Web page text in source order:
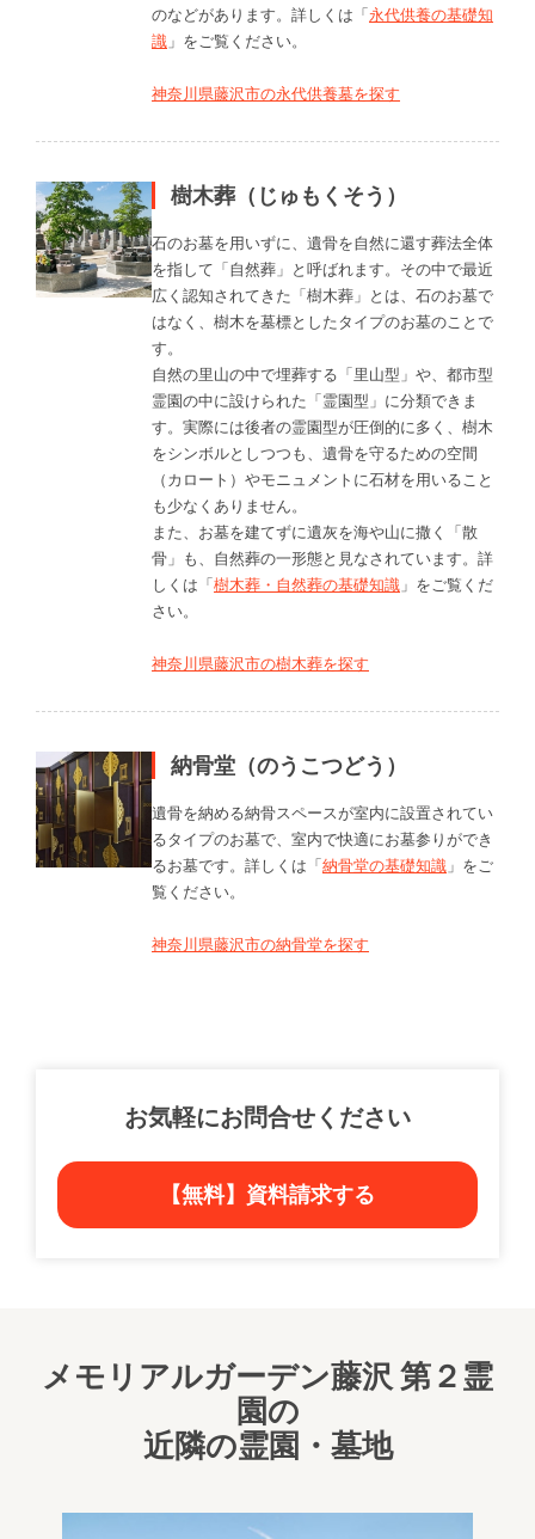
のなどがあります。詳しくは「永代供養の基礎知
識 」をご覧ください。
神奈川県藤沢市の永代供養墓を探す
樹木葬（じゅもくそう）
石のお墓を用いずに、遺骨を自然に還す葬法全体
を指して「自然葬」と呼ばれます。その中で最近
広く認知されてきた「樹木葬」とは、石のお墓で
はなく、樹木を墓標としたタイプのお墓のことで
す。
自然の里山の中で埋葬する「里山型」や、都市型
霊園の中に設けられた「霊園型」に分類できま
す。実際には後者の霊園型が圧倒的に多く、樹木
をシンボルとしつつも、遺骨を守るための空間
（カロート）やモニュメントに石材を用いること
も少なくありません。
また、お墓を建てずに遺灰を海や山に撒く「散
骨」も、自然葬の一形態と見なされています。詳
しくは「樹木葬・自然葬の基礎知識 」をご覧くだ
さい。
神奈川県藤沢市の樹木葬を探す
納骨堂（のうこつどう）
遺骨を納める納骨スペースが室内に設置されてい
るタイプのお墓で、室内で快適にお墓参りができ
るお墓です。詳しくは「納骨堂の基礎知識 」をご
覧ください。
神奈川県藤沢市の納骨堂を探す
お気軽にお問合せください
【無料】資料請求する
メモリアルガーデン藤沢 第２霊
園の
近隣の霊園・墓地